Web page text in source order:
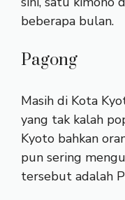
beberapa bulan.
Pagong
Masih di Kota
yang tak kalah
Kyoto bahkan
pun sering
tersebut adalah